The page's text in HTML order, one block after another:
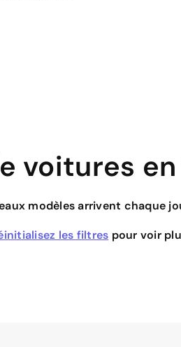
voitures
modèles arrivent chaque
les filtres pour voir